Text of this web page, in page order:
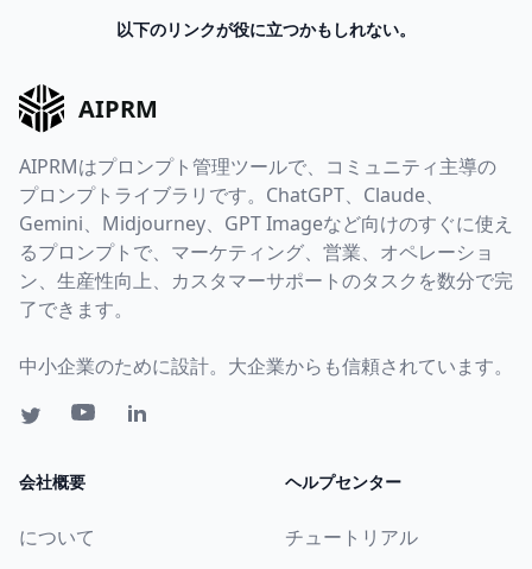
以下のリンクが役に立つかもしれない。
AIPRM
AIPRMはプロンプト管理ツールで、コミュニティ主導の
プロンプトライブラリです。ChatGPT、Claude、
Gemini、Midjourney、GPT Imageなど向けのすぐに使え
るプロンプトで、マーケティング、営業、オペレーショ
ン、生産性向上、カスタマーサポートのタスクを数分で完
了できます。
中小企業のために設計。大企業からも信頼されています。
会社概要
について
ヘルプセンター
チュートリアル